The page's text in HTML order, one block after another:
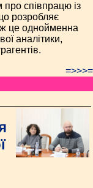
співпрацю із
розробляє
це однойменна
аналітики,
=>>>=